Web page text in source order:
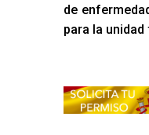
de
para la unidad